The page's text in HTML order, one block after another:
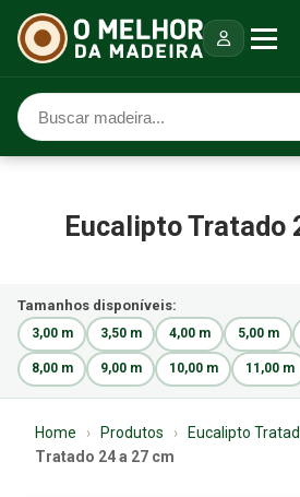
Eucalipto Tratado
Tamanhos disponíveis:
3,00 m 3,50 m 4,00 m 5,00 m
8,00 m 9,00 m 10,00 m 11,00 m
Home › Produtos › Eucalipto
Tratado 24 a 27 cm